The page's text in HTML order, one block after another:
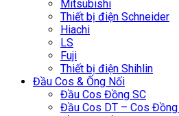
Mitsubishi
Thiết bị điện Schneider
Hiachi
LS
Fuji
Thiết bị điện Shihlin
Đầu Cos & Ống Nối
Đầu Cos Đồng SC
Đầu Cos DT – Cos